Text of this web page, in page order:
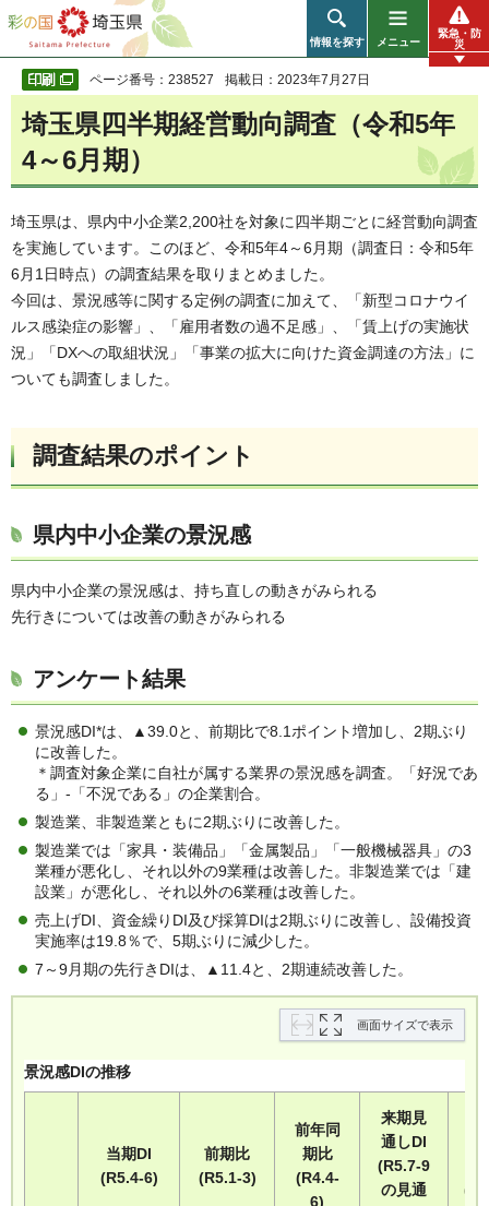
彩の国 埼玉県
情報を探す メニュー
緊急・防
災
ページ番号：238527 掲載日：2023年7月27日
埼玉県四半期経営動向調査（令和5年
4～6月期）
埼玉県は、県内中小企業2,200社を対象に四半期ごとに経営動向調査
を実施しています。このほど、令和5年4～6月期（調査日：令和5年
6月1日時点）の調査結果を取りまとめました。
今回は、景況感等に関する定例の調査に加えて、「新型コロナウイ
ルス感染症の影響」、「雇用者数の過不足感」、「賃上げの実施状
況」「DXへの取組状況」「事業の拡大に向けた資金調達の方法」に
ついても調査しました。
調査結果のポイント
県内中小企業の景況感
県内中小企業の景況感は、持ち直しの動きがみられる
先行きについては改善の動きがみられる
アンケート結果
景況感DI*は、▲39.0と、前期比で8.1ポイント増加し、2期ぶり
に改善した。
＊調査対象企業に自社が属する業界の景況感を調査。「好況であ
る」-「不況である」の企業割合。
製造業、非製造業ともに2期ぶりに改善した。
製造業では「家具・装備品」「金属製品」「一般機械器具」の3
業種が悪化し、それ以外の9業種は改善した。非製造業では「建
設業」が悪化し、それ以外の6業種は改善した。
売上げDI、資金繰りDI及び採算DIは2期ぶりに改善し、設備投資
実施率は19.8％で、5期ぶりに減少した。
7～9月期の先行きDIは、▲11.4と、2期連続改善した。
画面サイズで表示
景況感DIの推移
当期DI
(R5.4-6)
前期比
(R5.1-3)
前年同
期比
(R4.4-
6)
来期見
通しDI
(R5.7-9
の見通